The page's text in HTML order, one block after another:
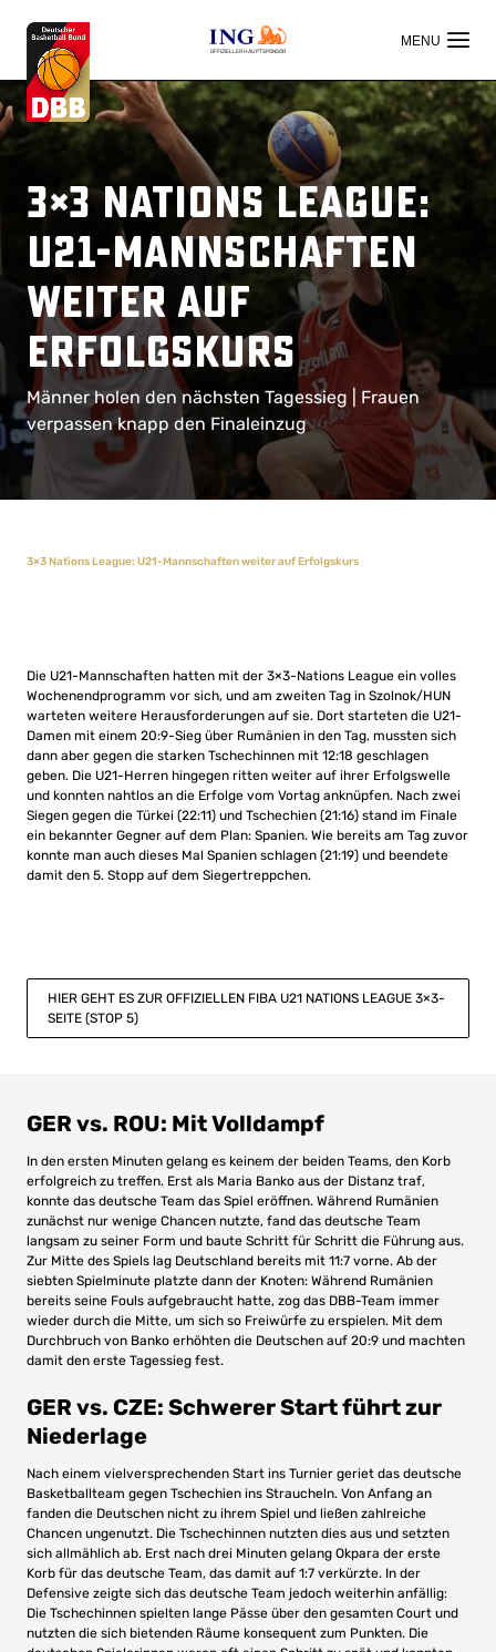
OFFIZIELLER HAUPTSPONSOR
3×3 Nations League:
U21-Mannschaften
weiter auf
Erfolgskurs
Männer holen den nächsten Tagessieg | Frauen
verpassen knapp den Finaleinzug
3×3 Nations League: U21-Mannschaften weiter auf Erfolgskurs
Die U21-Mannschaften hatten mit der 3×3-Nations League ein volles
Wochenendprogramm vor sich, und am zweiten Tag in Szolnok/HUN
warteten weitere Herausforderungen auf sie. Dort starteten die U21-
Damen mit einem 20:9-Sieg über Rumänien in den Tag, mussten sich
dann aber gegen die starken Tschechinnen mit 12:18 geschlagen
geben. Die U21-Herren hingegen ritten weiter auf ihrer Erfolgswelle
und konnten nahtlos an die Erfolge vom Vortag anknüpfen. Nach zwei
Siegen gegen die Türkei (22:11) und Tschechien (21:16) stand im Finale
ein bekannter Gegner auf dem Plan: Spanien. Wie bereits am Tag zuvor
konnte man auch dieses Mal Spanien schlagen (21:19) und beendete
damit den 5. Stopp auf dem Siegertreppchen.
HIER GEHT ES ZUR OFFIZIELLEN FIBA U21 NATIONS LEAGUE 3×3-
SEITE (STOP 5)
GER vs. ROU: Mit Volldampf
In den ersten Minuten gelang es keinem der beiden Teams, den Korb
erfolgreich zu treffen. Erst als Maria Banko aus der Distanz traf,
konnte das deutsche Team das Spiel eröffnen. Während Rumänien
zunächst nur wenige Chancen nutzte, fand das deutsche Team
langsam zu seiner Form und baute Schritt für Schritt die Führung aus.
Zur Mitte des Spiels lag Deutschland bereits mit 11:7 vorne. Ab der
siebten Spielminute platzte dann der Knoten: Während Rumänien
bereits seine Fouls aufgebraucht hatte, zog das DBB-Team immer
wieder durch die Mitte, um sich so Freiwürfe zu erspielen. Mit dem
Durchbruch von Banko erhöhten die Deutschen auf 20:9 und machten
damit den erste Tagessieg fest.
GER vs. CZE: Schwerer Start führt zur
Niederlage
Nach einem vielversprechenden Start ins Turnier geriet das deutsche
Basketballteam gegen Tschechien ins Straucheln. Von Anfang an
fanden die Deutschen nicht zu ihrem Spiel und ließen zahlreiche
Chancen ungenutzt. Die Tschechinnen nutzten dies aus und setzten
sich allmählich ab. Erst nach drei Minuten gelang Okpara der erste
Korb für das deutsche Team, das damit auf 1:7 verkürzte. In der
Defensive zeigte sich das deutsche Team jedoch weiterhin anfällig:
Die Tschechinnen spielten lange Pässe über den gesamten Court und
nutzten die sich bietenden Räume konsequent zum Punkten. Die